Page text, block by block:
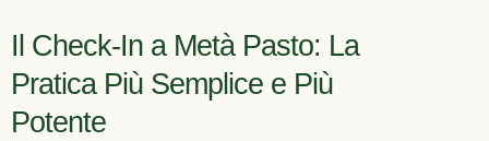
Il Check-In a Metà Pasto: La
Pratica Più Semplice e Più
Potente